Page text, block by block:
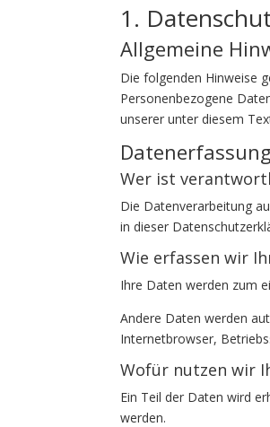
1.
Allgemeine
Die folgenden Hinweise
Personenbezogene
unserer unter diesem
Wer ist
Die Datenverarbeitung
in dieser
Wie erfassen wir
Ihre Daten werden zum
Andere Daten werden
Internetbrowser,
Wofür nutzen wir
Ein Teil der Daten wird
werden.